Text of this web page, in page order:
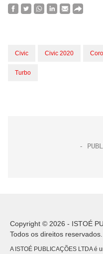
Civic Civic 2020
Turbo
Copyright © 2026 - ISTOÉ
Todos os direitos reservados.
A ISTOÉ PUBLICAÇÕES LTDA é